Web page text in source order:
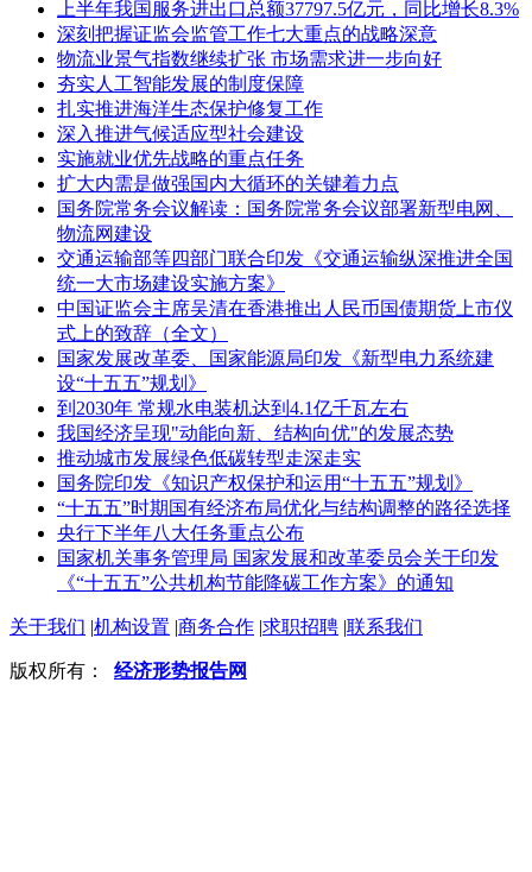
上半年我国服务进出口总额37797.5亿元，同比增长8.3%
深刻把握证监会监管工作七大重点的战略深意
物流业景气指数继续扩张 市场需求进一步向好
夯实人工智能发展的制度保障
扎实推进海洋生态保护修复工作
深入推进气候适应型社会建设
实施就业优先战略的重点任务
扩大内需是做强国内大循环的关键着力点
国务院常务会议解读：国务院常务会议部署新型电网、
物流网建设
交通运输部等四部门联合印发《交通运输纵深推进全国
统一大市场建设实施方案》
中国证监会主席吴清在香港推出人民币国债期货上市仪
式上的致辞（全文）
国家发展改革委、国家能源局印发《新型电力系统建
设“十五五”规划》
到2030年 常规水电装机达到4.1亿千瓦左右
我国经济呈现"动能向新、结构向优"的发展态势
推动城市发展绿色低碳转型走深走实
国务院印发《知识产权保护和运用“十五五”规划》
“十五五”时期国有经济布局优化与结构调整的路径选择
央行下半年八大任务重点公布
国家机关事务管理局 国家发展和改革委员会关于印发
《“十五五”公共机构节能降碳工作方案》的通知
关于我们 |机构设置 |商务合作 |求职招聘 |联系我们
版权所有： 经济形势报告网